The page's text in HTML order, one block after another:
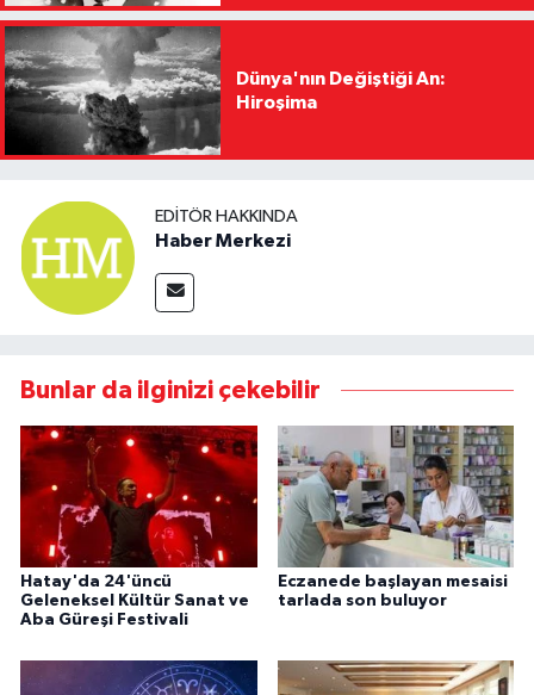
Dünya'nın Değiştiği An:
Hiroşima
EDITÖR HAKKINDA
Haber Merkezi
Bunlar da ilginizi çekebilir
Hatay'da 24'üncü
Geleneksel Kültür Sanat ve
Aba Güreşi Festivali
Eczanede başlayan mesaisi
tarlada son buluyor